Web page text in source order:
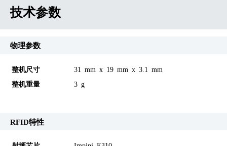
技术参数
物理参数
整机尺寸 31 mm x 19 mm x 3.1 mm
整机重量 3 g
RFID特性